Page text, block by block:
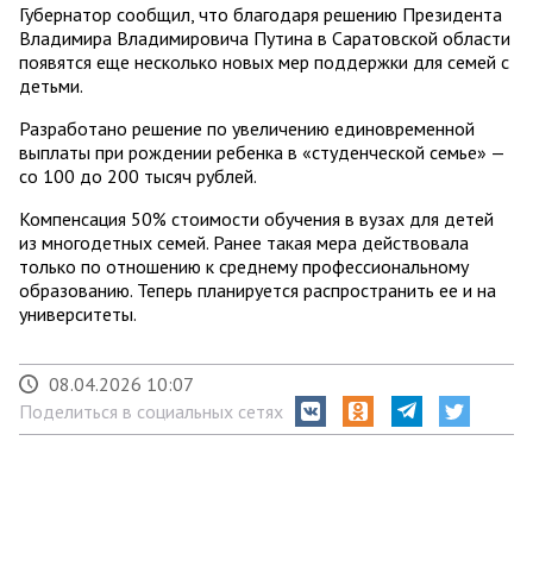
Губернатор сообщил, что благодаря решению Президента
Владимира Владимировича Путина в Саратовской области
появятся еще несколько новых мер поддержки для семей с
детьми.
Разработано решение по увеличению единовременной
выплаты при рождении ребенка в «студенческой семье» —
со 100 до 200 тысяч рублей.
Компенсация 50% стоимости обучения в вузах для детей
из многодетных семей. Ранее такая мера действовала
только по отношению к среднему профессиональному
образованию. Теперь планируется распространить ее и на
университеты.
08.04.2026 10:07
Поделиться в социальных сетях